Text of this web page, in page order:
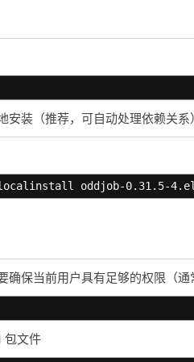
安装（推荐，可自动处理依赖关系
localinstall oddjob-0.31.5-
确保当前用户具有足够的权限（通
包文件